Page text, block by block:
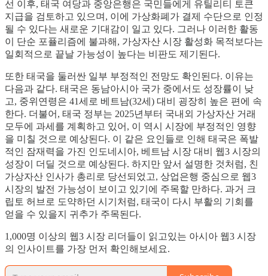
선 이후, 태국 여당과 중앙은행은 국민들에게 유틸리티 토큰
지급을 검토하고 있으며, 이에 가상화폐가 결제 수단으로 인정
될 수 있다는 새로운 기대감이 일고 있다. 그러나 이러한 활동
이 단순 포퓰리즘에 불과해, 가상자산 시장 활성화 목적보다는
일회적으로 끝날 가능성이 높다는 비판도 제기된다.
또한 태국을 둘러싼 일부 부정적인 전망도 확인된다. 이유는
다음과 같다. 태국은 동남아시아 국가 중에서도 성장률이 낮
고, 중위연령은 41세로 베트남(32세) 대비 굉장히 높은 편에 속
한다. 더불어, 태국 정부는 2025년부터 국내외 가상자산 거래
모두에 과세를 계획하고 있어, 이 역시 시장에 부정적인 영향
을 미칠 것으로 예상된다. 이 같은 요인들로 인해 태국은 폭발
적인 잠재력을 가진 인도네시아, 베트남 시장 대비 웹3 시장의
성장이 더딜 것으로 예상된다. 하지만 앞서 설명한 것처럼, 친
가상자산 인사가 총리로 당선되었고, 상업은행 중심으로 웹3
시장의 발전 가능성이 보이고 있기에 주목할 만하다. 과거 크
립토 허브로 도약하던 시기처럼, 태국이 다시 부활의 기회를
얻을 수 있을지 귀추가 주목된다.
1,000명 이상의 웹3 시장 리더들이 읽고있는 아시아 웹3 시장
의 인사이트를 가장 먼저 확인해보세요.